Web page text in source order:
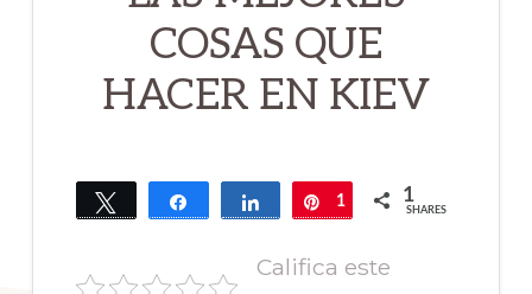
COSAS QUE
HACER EN KIEV
Tweet Share Share Pin
1 1
SHARES
Califica este